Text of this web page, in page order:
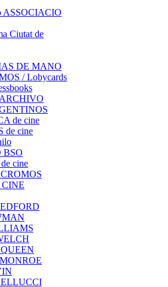
ASSOCIACIO
Ciutat de
DE MANO
/ Lobycards
ARCHIVO
de cine
de cine
BSO
cine
CINE